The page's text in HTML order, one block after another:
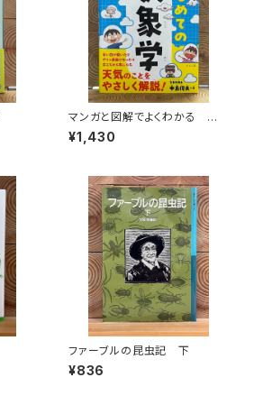
マンガと図解でよくわかる はじ
めての気象学
¥1,430
ファーブルの昆虫記 下
¥836